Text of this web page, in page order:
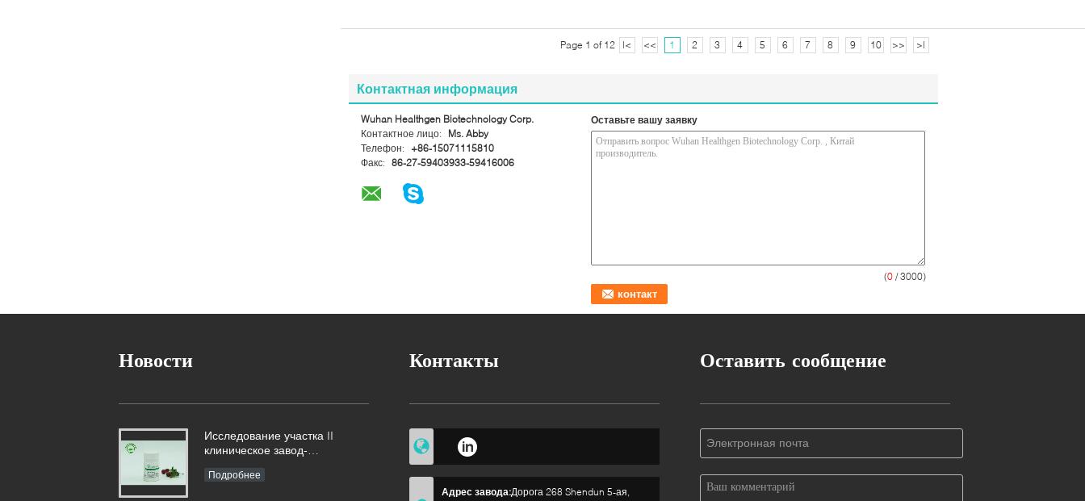
Page 1 of 12 |< << 1 2 3 4 5 6 7 8 9 10 >> >|
Контактная информация
Wuhan Healthgen Biotechnology Corp.
Контактное лицо:
Ms. Abby
Телефон:
+86-15071115810
Факс: 86-27-59403933-59416006
Оставьте вашу заявку
(0 / 3000)
Новости
Исследование участка II
клиническое завод-
человеческого альбумина
Подробнее
Контакты
Адрес завода:Дорога 268 Shendun 5-ая,
Оставить сообщение